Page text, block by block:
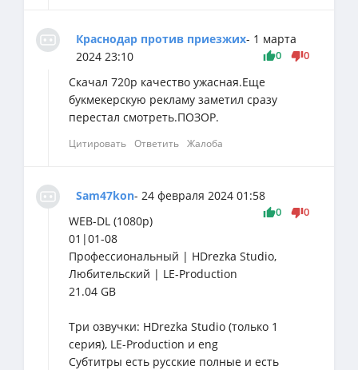
Краснодар против приезжих- 1 марта
2024 23:10
0 0
Скачал 720р качество ужасная.Еще
букмекерскую рекламу заметил сразу
перестал смотреть.ПОЗОР.
Цитировать Ответить Жалоба
Sam47kon- 24 февраля 2024 01:58
0 0
WEB-DL (1080p)
01|01-08
Профессиональный | HDrezka Studio,
Любительский | LE-Production
21.04 GB
Три озвучки: HDrezka Studio (только 1
серия), LE-Production и eng
Субтитры есть русские полные и есть